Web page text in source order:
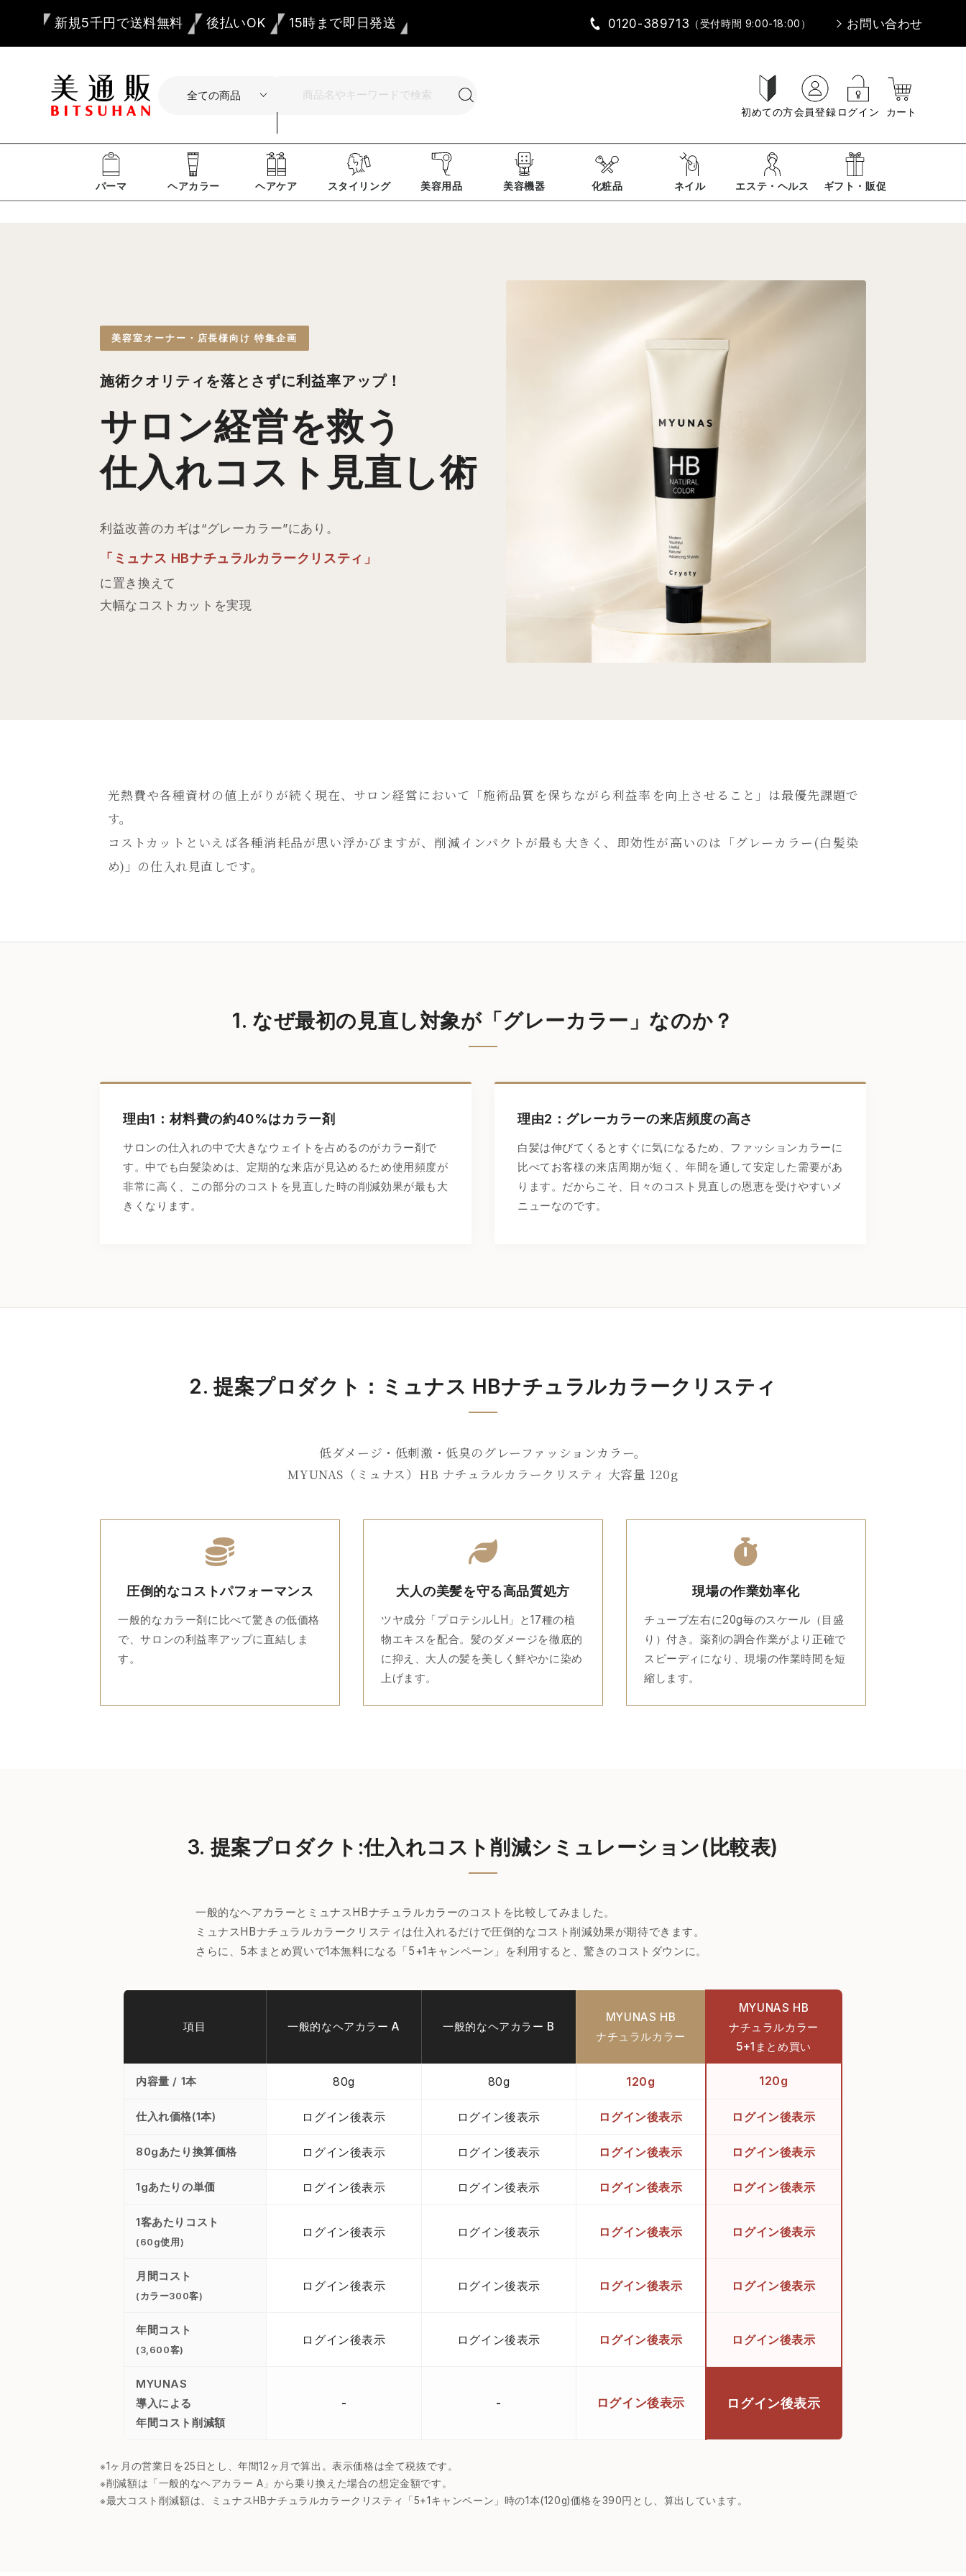
新規5千円で送料無料 後払いOK 15時まで即日発送 0120-389713 （受付時間 9:00-18:00） お問い合わせ
初めての方会員登録 ログイン カート
パーマ ヘアカラー ヘアケア スタイリング 美容用品 美容機器 化粧品 ネイル エステ・ヘルス ギフト・販促
美容室オーナー・店長様向け 特集企画
施術クオリティを落とさずに利益率アップ！
サロン経営を救う
仕入れコスト見直し術
利益改善のカギは“グレーカラー”にあり。
「 ミュナス HBナチュラルカラークリスティ 」
に置き換えて
大幅なコストカットを実現
光熱費や各種資材の値上がりが続く現在、サロン経営において「施術品質を保ちながら利益率を向上させること」は最優先課題で
す。
コストカットといえば各種消耗品が思い浮かびますが、削減インパクトが最も大きく、即効性が高いのは「グレーカラー(白髪染
め)」の仕入れ見直しです。
1. なぜ最初の見直し対象が「グレーカラー」なのか？
理由1：材料費の約40%はカラー剤
サロンの仕入れの中で大きなウェイトを占めるのがカラー剤で
す。中でも白髪染めは、定期的な来店が見込めるため使用頻度が
非常に高く、この部分のコストを見直した時の削減効果が最も大
きくなります。
理由2：グレーカラーの来店頻度の高さ
白髪は伸びてくるとすぐに気になるため、ファッションカラーに
比べてお客様の来店周期が短く、年間を通して安定した需要があ
ります。だからこそ、日々のコスト見直しの恩恵を受けやすいメ
ニューなのです。
2. 提案プロダクト： ミュナス HBナチュラルカラークリスティ
低ダメージ・低刺激・低臭のグレーファッションカラー。
MYUNAS（ミュナス）HB ナチュラルカラークリスティ 大容量 120g
圧倒的なコストパフォーマンス
一般的なカラー剤に比べて驚きの低価格
で、サロンの利益率アップに直結しま
す。
大人の美髪を守る高品質処方
ツヤ成分「プロテシルLH」と17種の植
物エキスを配合。髪のダメージを徹底的
に抑え、大人の髪を美しく鮮やかに染め
上げます。
現場の作業効率化
チューブ左右に20g毎のスケール（目盛
り）付き。薬剤の調合作業がより正確で
スピーディになり、現場の作業時間を短
縮します。
3. 提案プロダクト:仕入れコスト削減シミュレーション(比較表)
一般的なヘアカラーとミュナスHBナチュラルカラーのコストを比較してみました。
ミュナスHBナチュラルカラークリスティは仕入れるだけで圧倒的なコスト削減効果が期待できます。
さらに、5本まとめ買いで1本無料になる「5+1キャンペーン」を利用すると、驚きのコストダウンに。
項目 一般的なヘアカラー A 一般的なヘアカラー B
MYUNAS HB
ナチュラルカラー
MYUNAS HB
ナチュラルカラー
5+1まとめ買い
内容量 / 1本 80g 80g 120g 120g
仕入れ価格(1本) ログイン後表示 ログイン後表示 ログイン後表示 ログイン後表示
80gあたり換算価格 ログイン後表示 ログイン後表示 ログイン後表示 ログイン後表示
1gあたりの単価 ログイン後表示 ログイン後表示 ログイン後表示 ログイン後表示
1客あたりコスト
(60g使用)
ログイン後表示 ログイン後表示 ログイン後表示 ログイン後表示
月間コスト
(カラー300客)
ログイン後表示 ログイン後表示 ログイン後表示 ログイン後表示
年間コスト
(3,600客)
ログイン後表示 ログイン後表示 ログイン後表示 ログイン後表示
MYUNAS
導入による
年間コスト削減額
- - ログイン後表示 ログイン後表示
※1ヶ月の営業日を25日とし、年間12ヶ月で算出。表示価格は全て税抜です。
※削減額は「一般的なヘアカラー A」から乗り換えた場合の想定金額です。
※最大コスト削減額は、ミュナスHBナチュラルカラークリスティ「5+1キャンペーン」時の1本(120g)価格を390円とし、算出しています。